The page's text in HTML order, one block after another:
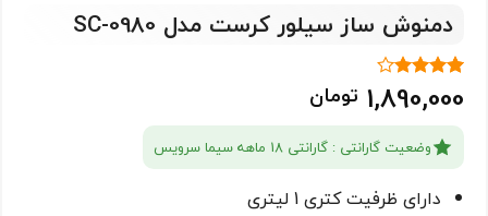
دمنوش ساز سیلور کرست مدل SC-0980
امتیاز4
از 5
1
مشتری
1,890,000 تومان
وضعیت گارانتی : گارانتی 18 ماهه سیما سرویس
دارای ظرفیت کتری 1 لیتری